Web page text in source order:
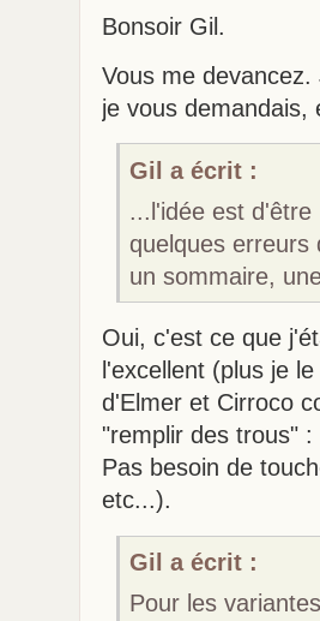
Bonsoir Gil.
Vous me
je vous demandais,
Gil a écrit :
...l'idée est
quelques erreurs
un sommaire,
Oui, c'est ce que
l'excellent (plus je
d'Elmer et Cirroco
"remplir des trous"
Pas besoin de
etc...).
Gil a écrit :
Pour les